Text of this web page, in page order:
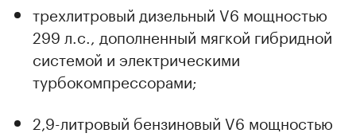
трехлитровый дизельный V6 мощностью
299 л.с., дополненный мягкой гибридной
системой и электрическими
турбокомпрессорами;
2,9-литровый бензиновый V6 мощностью